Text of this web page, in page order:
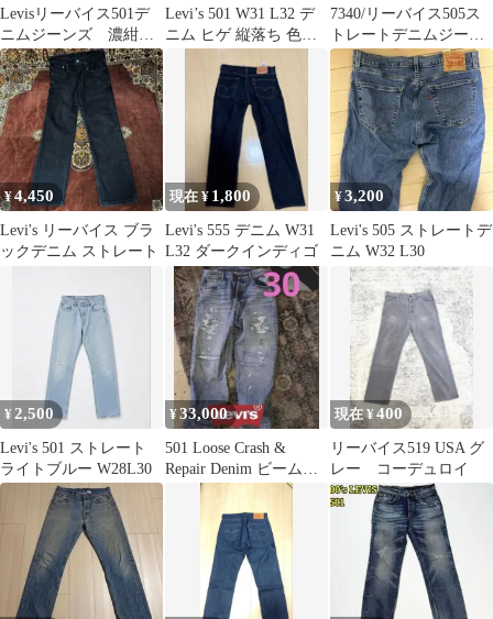
Levisリーバイス501デ
ニムジーンズ 濃紺
W29×L32
Levi’s 501 W31 L32 デ
ニム ヒゲ 縦落ち 色落
7340/リーバイス505ス
トレートデニムジーン
ズ38x32
¥4,450
Levi's リーバイス ブラ
ックデニム ストレート
現在 ¥ 1,800
Levi's 555 デニム W31
L32 ダークインディゴ
¥3,200
Levi's 505 ストレートデ
ニム W32 L30
¥2,500
Levi's 501 ストレート
ライトブルー W28L30
¥33,000
501 Loose Crash &
Repair Denim ビームス
限定 30
現在 ¥400
リーバイス519 USA グ
レー コーデュロイ